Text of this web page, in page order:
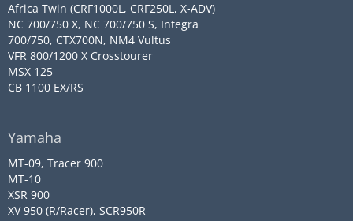
Africa Twin (CRF1000L, CRF250L, X-ADV)
NC 700/750 X, NC 700/750 S, Integra
700/750, CTX700N, NM4 Vultus
VFR 800/1200 X Crosstourer
MSX 125
CB 1100 EX/RS
Yamaha
MT-09, Tracer 900
MT-10
XSR 900
XV 950 (R/Racer), SCR950R